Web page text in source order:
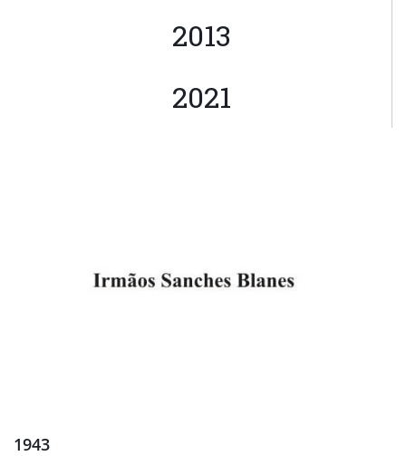
2013
2021
1943